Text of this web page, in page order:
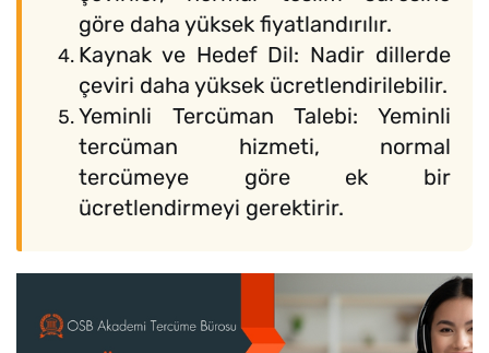
göre daha yüksek fiyatlandırılır.
Kaynak ve Hedef Dil: Nadir dillerde
çeviri daha yüksek ücretlendirilebilir.
Yeminli Tercüman Talebi: Yeminli
tercüman hizmeti, normal
tercümeye göre ek bir
ücretlendirmeyi gerektirir.